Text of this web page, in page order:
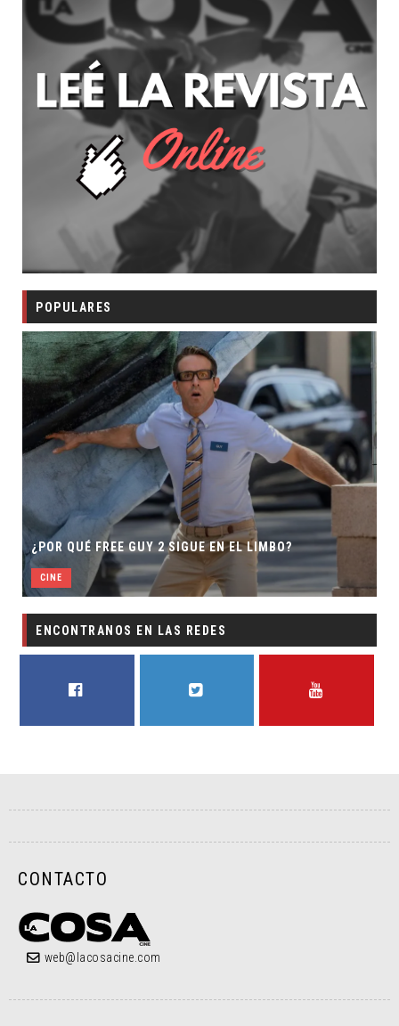
POPULARES
¿POR QUÉ FREE GUY 2 SIGUE EN EL LIMBO?
CINE
ENCONTRANOS EN LAS REDES
CONTACTO
web@lacosacine.com